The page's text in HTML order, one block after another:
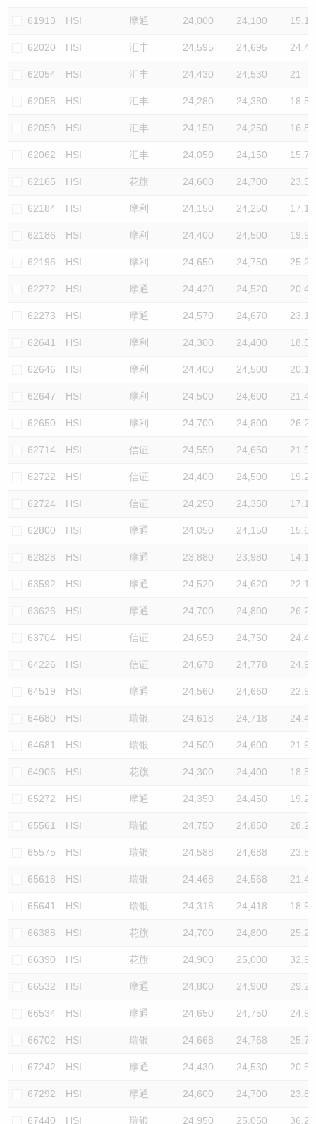
61913 HSI 摩通 24,000 24,100 15.1
62020 HSI 汇丰 24,595 24,695 24.4
62054 HSI 汇丰 24,430 24,530 21
62058 HSI 汇丰 24,280 24,380 18.5
62059 HSI 汇丰 24,150 24,250 16.8
62062 HSI 汇丰 24,050 24,150 15.7
62165 HSI 花旗 24,600 24,700 23.5
62184 HSI 摩利 24,150 24,250 17.1
62186 HSI 摩利 24,400 24,500 19.9
62196 HSI 摩利 24,650 24,750 25.2
62272 HSI 摩通 24,420 24,520 20.4
62273 HSI 摩通 24,570 24,670 23.1
62641 HSI 摩利 24,300 24,400 18.5
62646 HSI 摩利 24,400 24,500 20.1
62647 HSI 摩利 24,500 24,600 21.4
62650 HSI 摩利 24,700 24,800 26.2
62714 HSI 信证 24,550 24,650 21.9
62722 HSI 信证 24,400 24,500 19.2
62724 HSI 信证 24,250 24,350 17.1
62800 HSI 摩通 24,050 24,150 15.6
62828 HSI 摩通 23,880 23,980 14.1
63592 HSI 摩通 24,520 24,620 22.1
63626 HSI 摩通 24,700 24,800 26.2
63704 HSI 信证 24,650 24,750 24.4
64226 HSI 信证 24,678 24,778 24.9
64519 HSI 摩通 24,560 24,660 22.9
64680 HSI 瑞银 24,618 24,718 24.4
64681 HSI 瑞银 24,500 24,600 21.9
64906 HSI 花旗 24,300 24,400 18.5
65272 HSI 摩通 24,350 24,450 19.2
65561 HSI 瑞银 24,750 24,850 28.2
65575 HSI 瑞银 24,588 24,688 23.8
65618 HSI 瑞银 24,468 24,568 21.4
65641 HSI 瑞银 24,318 24,418 18.9
66388 HSI 花旗 24,700 24,800 25.2
66390 HSI 花旗 24,900 25,000 32.9
66532 HSI 摩通 24,800 24,900 29.2
66534 HSI 摩通 24,650 24,750 24.9
66702 HSI 瑞银 24,668 24,768 25.7
67242 HSI 摩通 24,430 24,530 20.5
67292 HSI 摩通 24,600 24,700 23.8
67440 HSI 瑞银 24,950 25,050 36.2